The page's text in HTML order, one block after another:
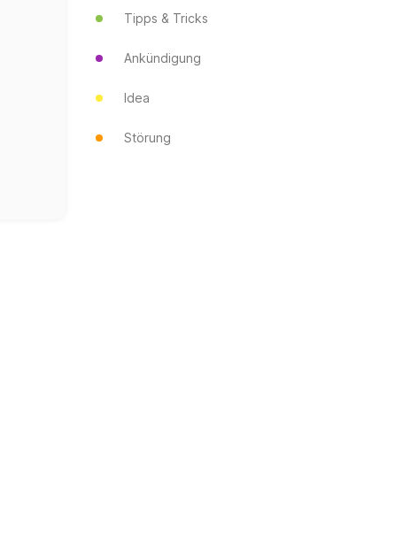
Tipps & Tricks
Ankündigung
Idea
Störung